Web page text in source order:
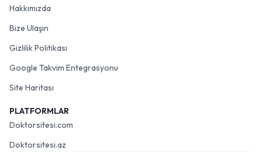
Hakkımızda
Bize Ulaşın
Gizlilik Politikası
Google Takvim Entegrasyonu
Site Haritası
PLATFORMLAR
Doktorsitesi.com
Doktorsitesi.az